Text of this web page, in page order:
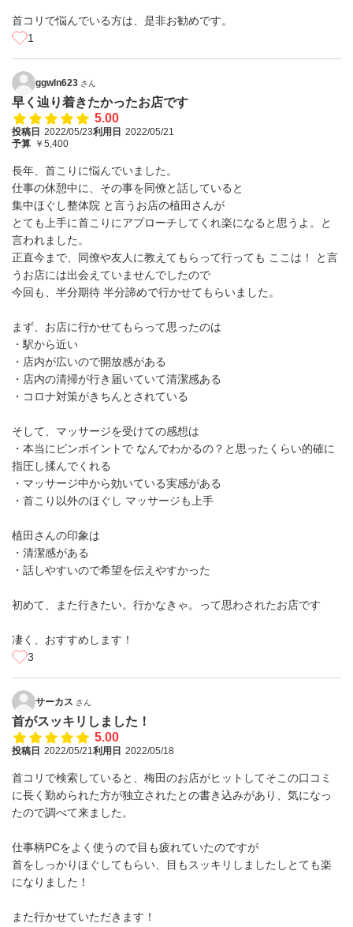
首コリで悩んでいる方は、是非お勧めです。
1
ggwln623 さん
早く辿り着きたかったお店です
5.00
投稿日 2022/05/23利用日 2022/05/21
予算 ￥5,400
長年、首こりに悩んでいました。
仕事の休憩中に、その事を同僚と話していると
集中ほぐし整体院 と言うお店の植田さんが
とても上手に首こりにアプローチしてくれ楽になると思うよ。と
言われました。
正直今まで、同僚や友人に教えてもらって行っても ここは！ と言
うお店には出会えていませんでしたので
今回も、半分期待 半分諦めで行かせてもらいました。
まず、お店に行かせてもらって思ったのは
・駅から近い
・店内が広いので開放感がある
・店内の清掃が行き届いていて清潔感ある
・コロナ対策がきちんとされている
そして、マッサージを受けての感想は
・本当にピンポイントで なんでわかるの？と思ったくらい的確に
指圧し揉んでくれる
・マッサージ中から効いている実感がある
・首こり以外のほぐし マッサージも上手
植田さんの印象は
・清潔感がある
・話しやすいので希望を伝えやすかった
初めて、また行きたい。行かなきゃ。って思わされたお店です
凄く、おすすめします！
3
サーカス さん
首がスッキリしました！
5.00
投稿日 2022/05/21利用日 2022/05/18
首コリで検索していると、梅田のお店がヒットしてそこの口コミ
に長く勤められた方が独立されたとの書き込みがあり、気になっ
たので調べて来ました。
仕事柄PCをよく使うので目も疲れていたのですが
首をしっかりほぐしてもらい、目もスッキリしましたしとても楽
になりました！
また行かせていただきます！